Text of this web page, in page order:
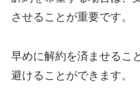
させることが重要です。
早めに解約を済ませるこ
避けることができます。